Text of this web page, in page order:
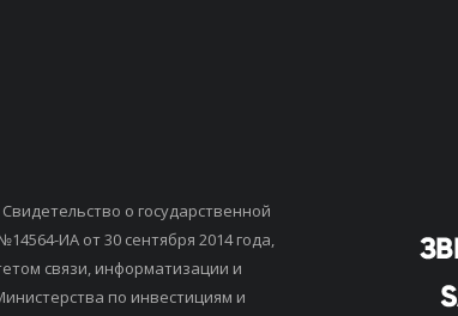
о государственной
ИА от 30 сентября 2014 года,
связи, информатизации и
по инвестициям и